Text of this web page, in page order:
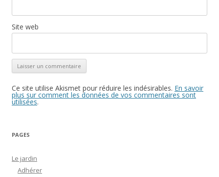
Site web
Ce site utilise Akismet pour réduire les indésirables. En savoir
plus sur comment les données de vos commentaires sont
utilisées.
PAGES
Le jardin
Adhérer